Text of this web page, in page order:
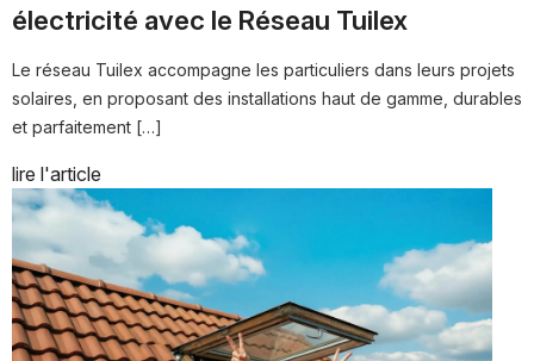
électricité avec le Réseau Tuilex
Le réseau Tuilex accompagne les particuliers dans leurs projets
solaires, en proposant des installations haut de gamme, durables
et parfaitement […]
lire l'article